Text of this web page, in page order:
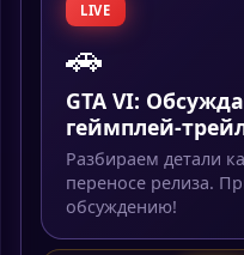
LIVE
🚗
GTA VI:
геймплей-
Разбираем детали
переносе релиза.
обсуждению!